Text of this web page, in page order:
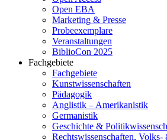
Open EBA
Marketing & Presse
Probeexemplare
Veranstaltungen
BiblioCon 2025
Fachgebiete
Fachgebiete
Kunstwissenschaften
Pädagogik
Anglistik – Amerikanistik
Germanistik
Geschichte &
Rechtswissenschaften, Volks-